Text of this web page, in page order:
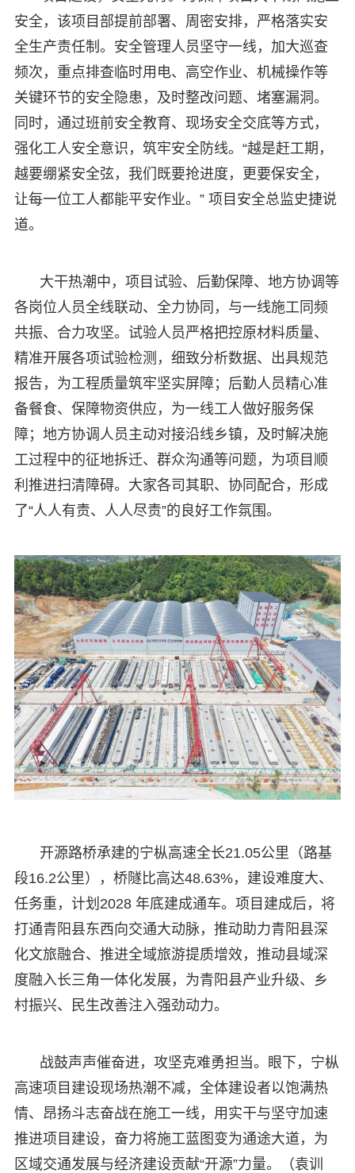
安全，该项目部提前部署、周密安排，严格落实安
全生产责任制。安全管理人员坚守一线，加大巡查
频次，重点排查临时用电、高空作业、机械操作等
关键环节的安全隐患，及时整改问题、堵塞漏洞。
同时，通过班前安全教育、现场安全交底等方式，
强化工人安全意识，筑牢安全防线。“越是赶工期，
越要绷紧安全弦，我们既要抢进度，更要保安全，
让每一位工人都能平安作业。” 项目安全总监史捷说
道。
大干热潮中，项目试验、后勤保障、地方协调等
各岗位人员全线联动、全力协同，与一线施工同频
共振、合力攻坚。试验人员严格把控原材料质量、
精准开展各项试验检测，细致分析数据、出具规范
报告，为工程质量筑牢坚实屏障；后勤人员精心准
备餐食、保障物资供应，为一线工人做好服务保
障；地方协调人员主动对接沿线乡镇，及时解决施
工过程中的征地拆迁、群众沟通等问题，为项目顺
利推进扫清障碍。大家各司其职、协同配合，形成
了“人人有责、人人尽责”的良好工作氛围。
开源路桥承建的宁枞高速全长21.05公里（路基
段16.2公里），桥隧比高达48.63%，建设难度大、
任务重，计划2028 年底建成通车。项目建成后，将
打通青阳县东西向交通大动脉，推动助力青阳县深
化文旅融合、推进全域旅游提质增效，推动县域深
度融入长三角一体化发展，为青阳县产业升级、乡
村振兴、民生改善注入强劲动力。
战鼓声声催奋进，攻坚克难勇担当。眼下，宁枞
高速项目建设现场热潮不减，全体建设者以饱满热
情、昂扬斗志奋战在施工一线，用实干与坚守加速
推进项目建设，奋力将施工蓝图变为通途大道，为
区域交通发展与经济建设贡献“开源”力量。（袁训